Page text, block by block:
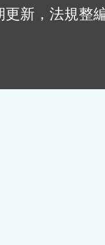
新，法規整